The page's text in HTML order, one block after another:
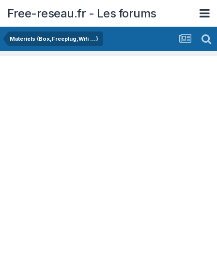
Free-reseau.fr - Les forums
Materiels (Box,Freeplug,Wifi ...)